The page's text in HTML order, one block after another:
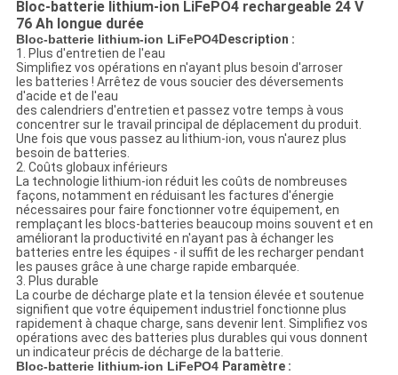
Bloc-batterie lithium-ion LiFePO4 rechargeable 24 V
76 Ah longue durée
Bloc-batterie lithium-ion LiFePO4Description :
1. Plus d'entretien de l'eau
Simplifiez vos opérations en n'ayant plus besoin d'arroser
les batteries ! Arrêtez de vous soucier des déversements
d'acide et de l'eau
des calendriers d'entretien et passez votre temps à vous
concentrer sur le travail principal de déplacement du produit.
Une fois que vous passez au lithium-ion, vous n'aurez plus
besoin de batteries.
2. Coûts globaux inférieurs
La technologie lithium-ion réduit les coûts de nombreuses
façons, notamment en réduisant les factures d'énergie
nécessaires pour faire fonctionner votre équipement, en
remplaçant les blocs-batteries beaucoup moins souvent et en
améliorant la productivité en n'ayant pas à échanger les
batteries entre les équipes - il suffit de les recharger pendant
les pauses grâce à une charge rapide embarquée.
3. Plus durable
La courbe de décharge plate et la tension élevée et soutenue
signifient que votre équipement industriel fonctionne plus
rapidement à chaque charge, sans devenir lent. Simplifiez vos
opérations avec des batteries plus durables qui vous donnent
un indicateur précis de décharge de la batterie.
Bloc-batterie lithium-ion LiFePO4 Paramètre :